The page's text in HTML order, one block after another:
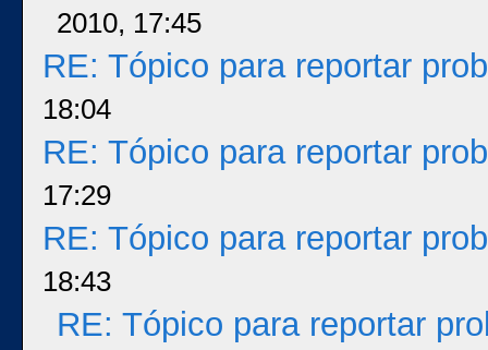
2010, 17:45
RE: Tópico para reportar
18:04
RE: Tópico para reportar
17:29
RE: Tópico para reportar
18:43
RE: Tópico para reportar